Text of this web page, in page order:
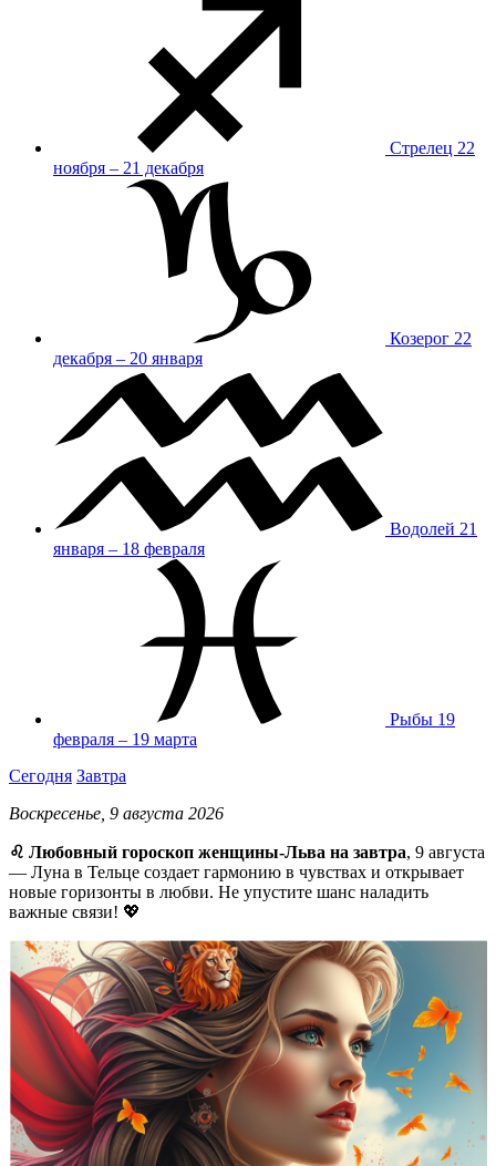
Стрелец 22
ноября – 21 декабря
Козерог 22
декабря – 20 января
Водолей 21
января – 18 февраля
Рыбы 19
февраля – 19 марта
Сегодня Завтра
Воскресенье, 9 августа 2026
♌ Любовный гороскоп женщины-Льва на завтра, 9 августа
— Луна в Тельце создает гармонию в чувствах и открывает
новые горизонты в любви. Не упустите шанс наладить
важные связи! 💖